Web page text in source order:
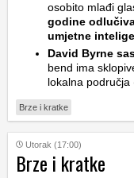
osobito mlađi
godine
umjetne
David Byrne
bend ima
lokalna područja
Brze i kratke
Utorak (17:00)
Brze i kratke